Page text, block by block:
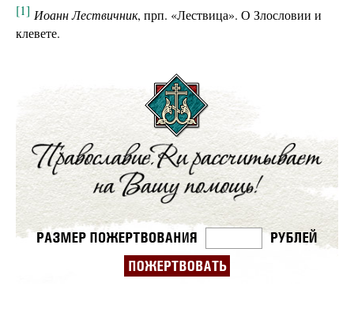
[1] Иоанн Лествичник, прп. «Лествица». О Злословии и
клевете.